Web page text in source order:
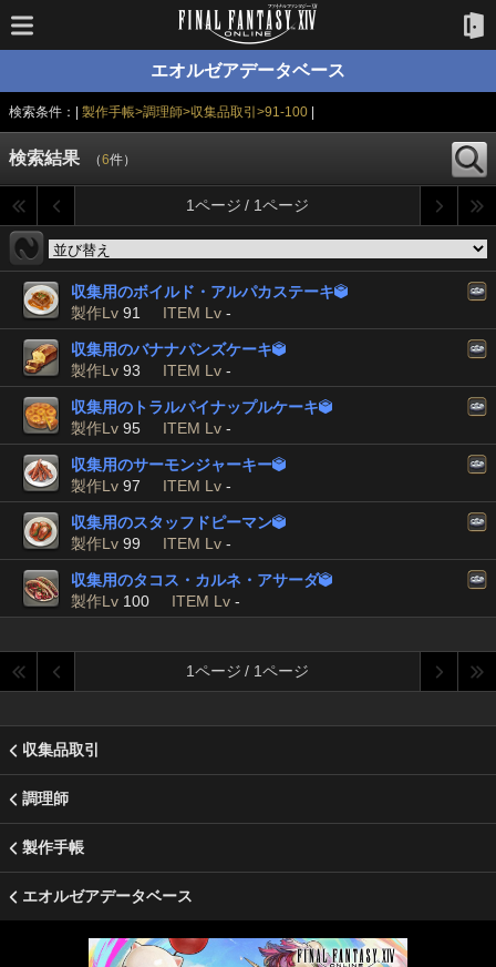
エオルゼアデータベース
検索条件：| 製作手帳>調理師>収集品取引>91-100|
検索結果 （6件）
1ページ / 1ページ
収集用のボイルド・アルパカステーキ
製作Lv 91 ITEM Lv -
収集用のバナナパンズケーキ
製作Lv 93 ITEM Lv -
収集用のトラルパイナップルケーキ
製作Lv 95 ITEM Lv -
収集用のサーモンジャーキー
製作Lv 97 ITEM Lv -
収集用のスタッフドピーマン
製作Lv 99 ITEM Lv -
収集用のタコス・カルネ・アサーダ
製作Lv 100 ITEM Lv -
1ページ / 1ページ
収集品取引
調理師
製作手帳
エオルゼアデータベース